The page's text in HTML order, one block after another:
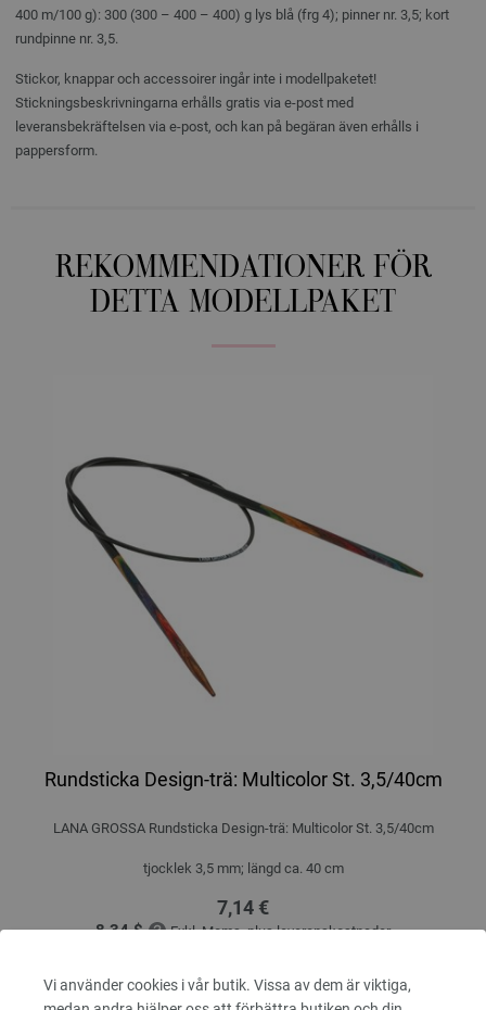
Vi använder cookies i vår butik. Vissa av dem är viktiga,
400 m/100 g): 300 (300 – 400 – 400) g lys blå (frg 4); pinner nr. 3,5; kort
rundpinne nr. 3,5.
Stickor, knappar och accessoirer ingår inte i modellpaketet!
Stickningsbeskrivningarna erhålls gratis via e-post med
leveransbekräftelsen via e-post, och kan på begäran även erhålls i
pappersform.
REKOMMENDATIONER FÖR
DETTA MODELLPAKET
Rundsticka Design-trä: Multicolor St. 3,5/40cm
LANA GROSSA Rundsticka Design-trä: Multicolor St. 3,5/40cm
tjocklek 3,5 mm; längd ca. 40 cm
7,14 €
8,34 $ Exkl. Moms, plusleveranskostnader